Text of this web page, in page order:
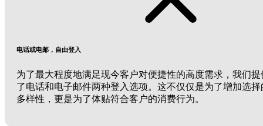
电话或电邮，自由登入
为了最大程度地满足现今客户对便捷性的高度需求，我们提
了电话和电子邮件两种登入选项。这不仅仅是为了增加选择
多样性，更是为了体贴符合客户的消费行为。